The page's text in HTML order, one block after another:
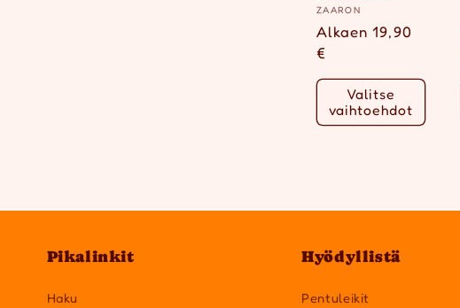
Myyjä:
ZAARON
Normaalihinta
Alkaen 19,90
€
Valitse
vaihtoehdot
Pikalinkit
Haku
Hyödyllistä
Pentuleikit